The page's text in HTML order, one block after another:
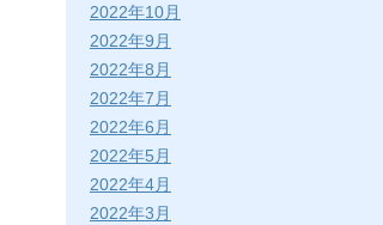
2022年10月
2022年9月
2022年8月
2022年7月
2022年6月
2022年5月
2022年4月
2022年3月